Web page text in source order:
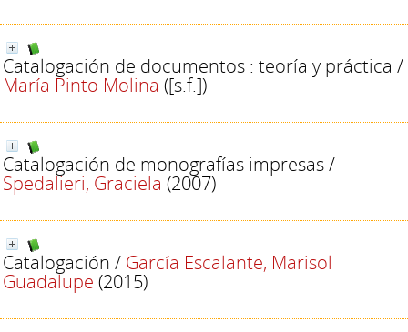
Catalogación de documentos : teoría y práctica /
María Pinto Molina ([s.f.])
Catalogación de monografías impresas/
Spedalieri, Graciela (2007)
Catalogación / García Escalante, Marisol
Guadalupe (2015)